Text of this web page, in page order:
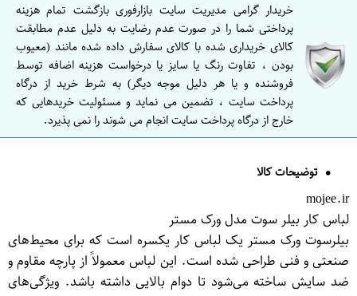
خریدار گرامی مدیریت سایت بازارفوری بازگشت تمام هزینه
پرداختی شما را در صورت عدم رضایت به دلیل عدم مطابقت
کالای خریداری شده با کالای سفارش داده شده مانند (معیوب
بودن ، تفاوت رنگ یا سایز یا درخواست هزینه اضافه توسط
فروشنده و یا هر دلیل موجه دیگر) به شرط خرید از درگاه
پرداخت سایت ، تضمین می نماید و مسئولیت خریدهایی که
خارج از درگاه پرداخت سایت انجام می شوند را نمی پذیرد.
توضیحات کالا
mojee.ir
لباس کار بیلر سوت مدل ورک مستر
بیلرسوت ورک مستر یک لباس کار یکسره است که برای محیط‌های
صنعتی و فنی طراحی شده است. این لباس معمولاً از پارچه مقاوم و
ضد سایش ساخته می‌شود تا دوام بالایی داشته باشد. ویژگی‌های